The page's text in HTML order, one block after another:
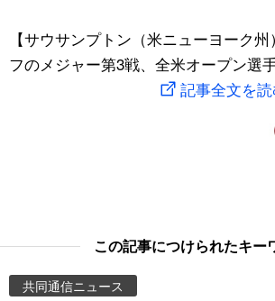
社会
スポーツ・東京2020
旅と暮らし
Images
暮らし
【サウサンプトン（米ニューヨーク
フのメジャー第3戦、全米オープン選
記事全文を読
この記事につけられたキー
共同通信ニュース